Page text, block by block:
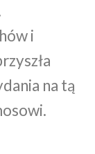
i
na tą